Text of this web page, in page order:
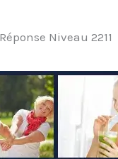
Réponse Niveau 2211